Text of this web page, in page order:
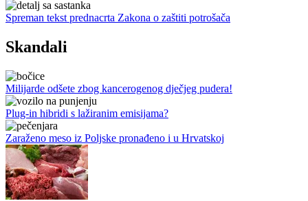
Spreman tekst prednacrta Zakona o zaštiti potrošača
Skandali
Milijarde odšete zbog kancerogenog dječjeg pudera!
Plug-in hibridi s lažiranim emisijama?
Zaraženo meso iz Poljske pronađeno i u Hrvatskoj